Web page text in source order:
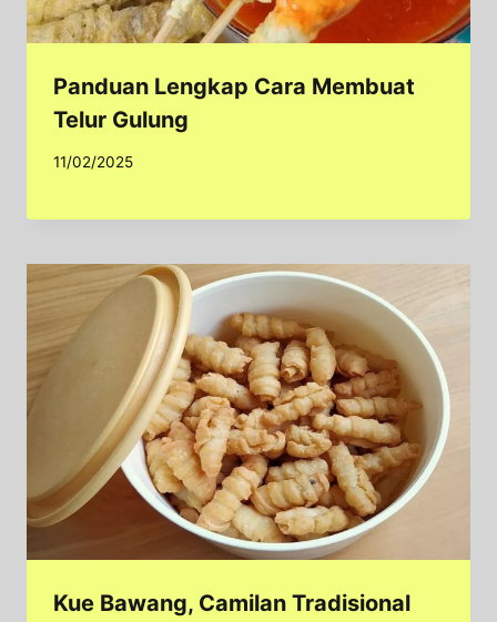
Panduan Lengkap Cara Membuat
Telur Gulung
11/02/2025
Kue Bawang, Camilan Tradisional